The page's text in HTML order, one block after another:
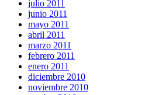
julio 2011
junio 2011
mayo 2011
abril 2011
marzo 2011
febrero 2011
enero 2011
diciembre 2010
noviembre 2010